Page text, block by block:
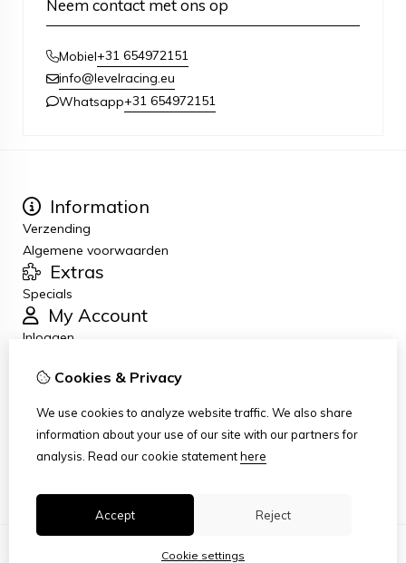
Neem contact met ons op
Mobiel+31 654972151
info@levelracing.eu
Whatsapp+31 654972151
Information
Verzending
Algemene voorwaarden
Extras
Specials
My Account
Inloggen
Newsletter
Customer Service
Site Map
Cookies & Privacy
We use cookies to analyze website traffic. We also share
information about your use of our site with our partners for
analysis. Read our cookie statementhere
Accept Reject
Cookie settings